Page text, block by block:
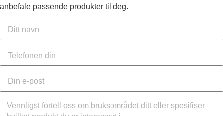
anbefale passende produkter til deg.